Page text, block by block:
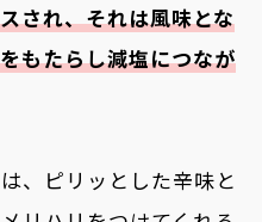
され、それは風味とな
もたらし減塩につなが
、ピリッとした辛味と